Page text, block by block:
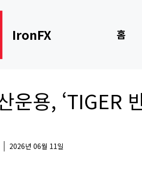
IronFX 홈
운용, ‘TIGER
2026년 06월 11일